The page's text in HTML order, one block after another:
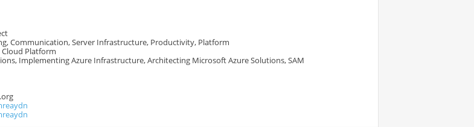
Communication, Server Infrastructure, Productivity, Platform
Cloud Platform
Implementing Azure Infrastructure, Architecting Microsoft Azure Solutions, SAM